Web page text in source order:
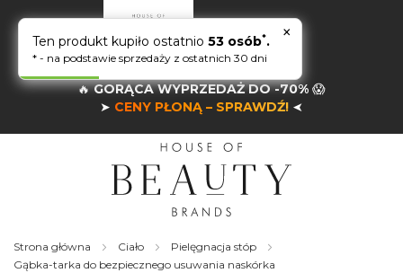
🔥GORĄCA WYPRZEDAŻ DO -70% 😱
➤ CENY PŁONĄ – SPRAWDŹ! ➤
Strona główna Ciało
Pielęgnacja stóp
Gąbka-tarka do bezpiecznego usuwania naskórka
×
Ten produkt kupiło ostatnio 53 osób*.
* - na podstawie sprzedaży z ostatnich 30 dni